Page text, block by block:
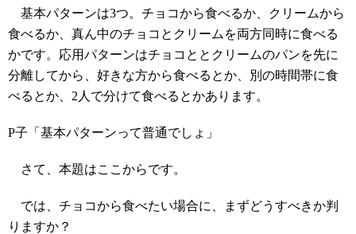
基本パターンは3つ。チョコから食べるか、クリームから
食べるか、真ん中のチョコとクリームを両方同時に食べる
かです。応用パターンはチョコととクリームのパンを先に
分離してから、好きな方から食べるとか、別の時間帯に食
べるとか、2人で分けて食べるとかあります。
P子「基本パターンって普通でしょ」
さて、本題はここからです。
では、チョコから食べたい場合に、まずどうすべきか判
りますか？